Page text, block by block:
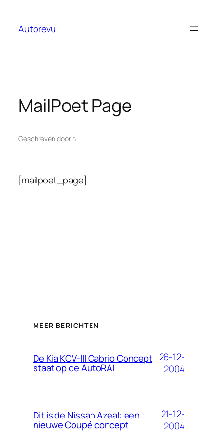
Autorevu
MailPoet Page
Geschreven doorin
[mailpoet_page]
MEER BERICHTEN
De Kia KCV-III Cabrio Concept
staat op de AutoRAI
26-12-
2004
Dit is de Nissan Azeal: een
nieuwe Coupé concept
21-12-
2004